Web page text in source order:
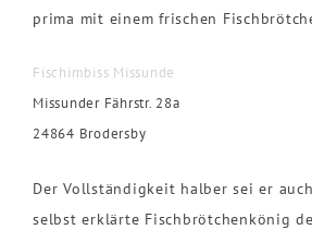
prima mit einem frischen
Fischimbiss Missunde
Missunder Fährstr. 28a
24864 Brodersby
Der Vollständigkeit halber sei er
selbst erklärte Fischbrötchenkönig